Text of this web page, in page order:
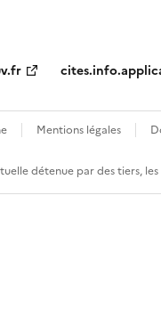
Mentions légales
détenue par des tiers,